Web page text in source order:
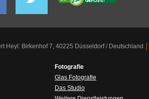
Heyl: Birkenhof 7, 40225 Düsseldorf / Deutschland
Fotografie
Glas Fotografie
Das Studio